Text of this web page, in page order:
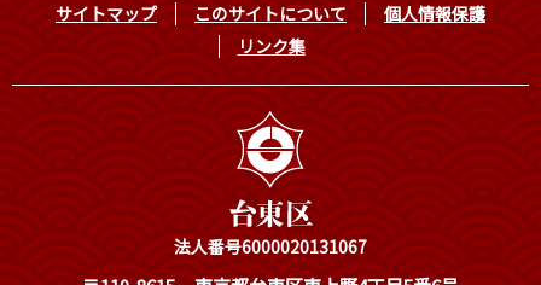
サイトマップ このサイトについて
個人情報保護
リンク集
法人番号6000020131067